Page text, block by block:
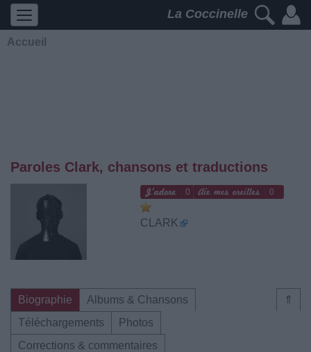
La Coccinelle
Accueil
Paroles Clark, chansons et traductions
0 0
CLARK
⇑
Biographie
Albums & Chansons
Téléchargements
Photos
Corrections & commentaires